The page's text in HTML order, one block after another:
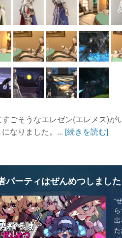
ごそうなエレゼン(エレメス)
なりました。... [続きを読む]
パーティはぜんめつしました
“
出